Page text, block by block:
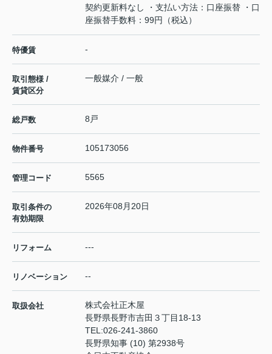
契約更新料なし ・支払い方法：口座振替 ・口
座振替手数料：99円（税込）
特優賃 -
取引態様 /
賃貸区分
一般媒介 / 一般
総戸数 8戸
物件番号 105173056
管理コード 5565
取引条件の
有効期限
2026年08月20日
リフォーム ---
リノベーション --
取扱会社
株式会社正木屋
長野県長野市吉田３丁目18-13
TEL:026-241-3860
長野県知事 (10) 第2938号